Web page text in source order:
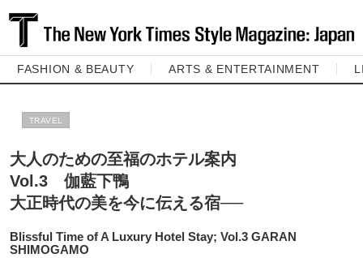
FASHION & BEAUTY ARTS & ENTERTAINMENT
TRAVEL
大人のための至福のホテル案内
Vol.3 伽藍下鴨
大正時代の美を今に伝える宿──
Blissful Time of A Luxury Hotel Stay; Vol.3 GARAN
SHIMOGAMO